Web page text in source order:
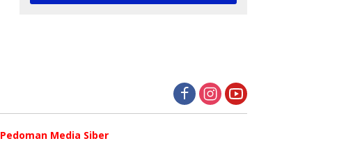
Pedoman Media Siber